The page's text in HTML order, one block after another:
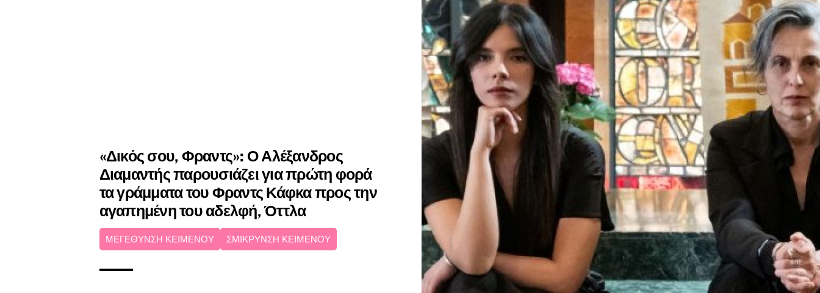
«Δικός σου, Φραντς»: Ο Αλέξανδρος
Διαμαντής παρουσιάζει για πρώτη φορά
τα γράμματα του Φραντς Κάφκα προς την
αγαπημένη του αδελφή, Όττλα
ΜΕΓΕΘΥΝΣΗ ΚΕΙΜΕΝΟΥ ΣΜΙΚΡΥΝΣΗ ΚΕΙΜΕΝΟΥ